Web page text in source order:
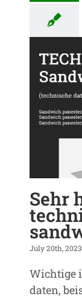
Sehr
July 20th, 2023
Wichtige
daten,